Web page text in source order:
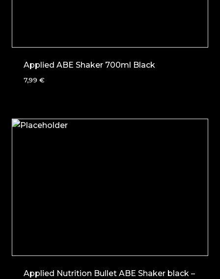
Applied ABE Shaker 700ml Black
7,99 €
Applied Nutrition Bullet ABE Shaker black –